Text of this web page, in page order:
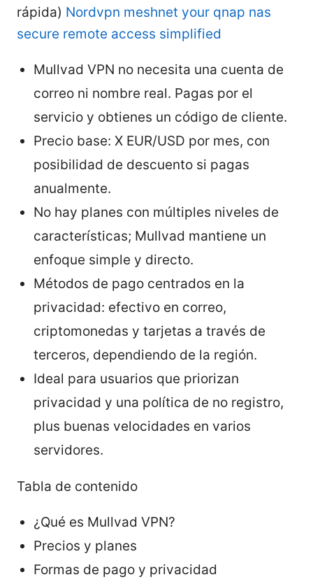
rápida) Nordvpn meshnet your qnap nas
secure remote access simplified
Mullvad VPN no necesita una cuenta de
correo ni nombre real. Pagas por el
servicio y obtienes un código de cliente.
Precio base: X EUR/USD por mes, con
posibilidad de descuento si pagas
anualmente.
No hay planes con múltiples niveles de
características; Mullvad mantiene un
enfoque simple y directo.
Métodos de pago centrados en la
privacidad: efectivo en correo,
criptomonedas y tarjetas a través de
terceros, dependiendo de la región.
Ideal para usuarios que priorizan
privacidad y una política de no registro,
plus buenas velocidades en varios
servidores.
Tabla de contenido
¿Qué es Mullvad VPN?
Precios y planes
Formas de pago y privacidad